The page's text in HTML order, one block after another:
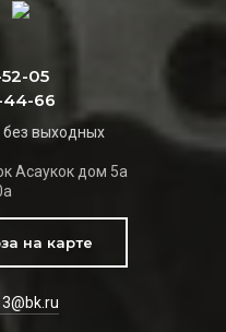
05
44-66
без выходных
Асаукок дом 5а
на карте